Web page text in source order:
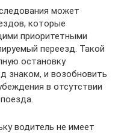
может
которые
приоритетными
переезд. Такой
остановку
знаком, и возобновить
в отсутствии
водитель не имеет